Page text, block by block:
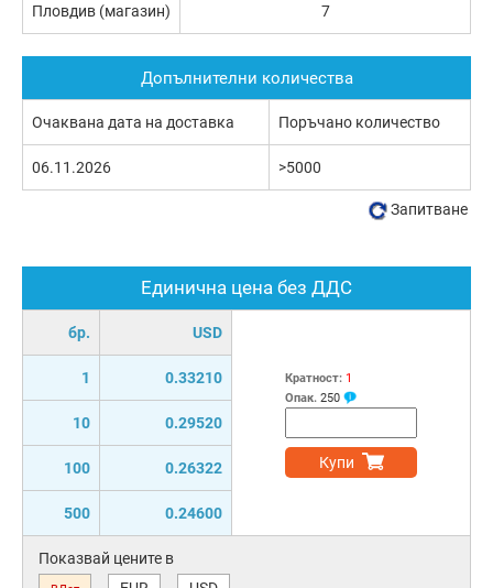
Единична цена без ДДС
бр. USD
1 0.33210
10 0.29520
100 0.26322
500 0.24600
Кратност: 1
Опак. 250
Купи
Показвай цените в
Пловдив (магазин) 7
Допълнителни количества
Очаквана дата на доставка Поръчано количество
06.11.2026 >5000
Запитване